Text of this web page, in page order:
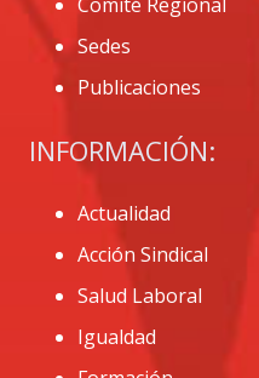
Sedes
Publicaciones
INFORMACIÓN:
Actualidad
Acción Sindical
Salud Laboral
Igualdad